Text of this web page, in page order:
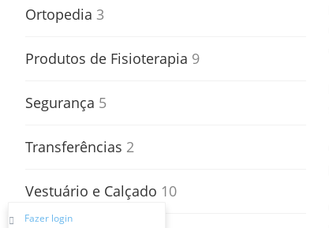
Ortopedia 3
Produtos de Fisioterapia 9
Segurança 5
Transferências 2
Vestuário e Calçado 10
Fazer login